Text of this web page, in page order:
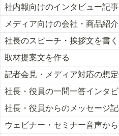
社内報向けのインタビュー記
メディア向けの会社・商品紹
社長のスピーチ・挨拶文を書く
取材提案文を作る
記者会見・メディア対応の想
社長・役員の一問一答インタ
社長・役員からのメッセージ
ウェビナー・セミナー音声か